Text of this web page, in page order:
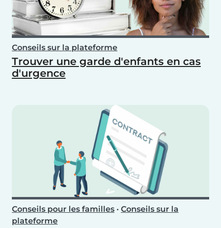
Conseils sur la plateforme
Trouver une garde d'enfants en cas
d'urgence
Conseils pour les familles • Conseils sur la
plateforme